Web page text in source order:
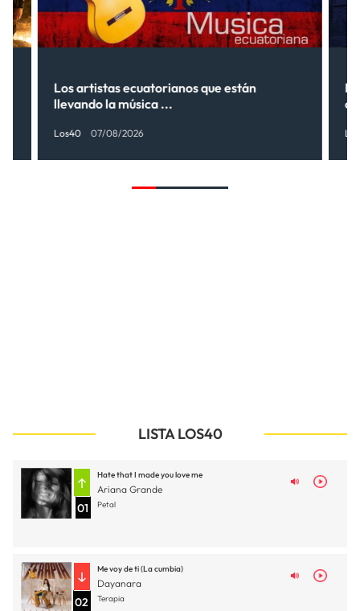
Los artistas ecuatorianos que están
llevando la música ...
Los40 07/08/2026
LISTA LOS40
01
Hate that I made you love me
Ariana Grande
Petal
02
Me voy de ti (La cumbia)
Dayanara
Terapia